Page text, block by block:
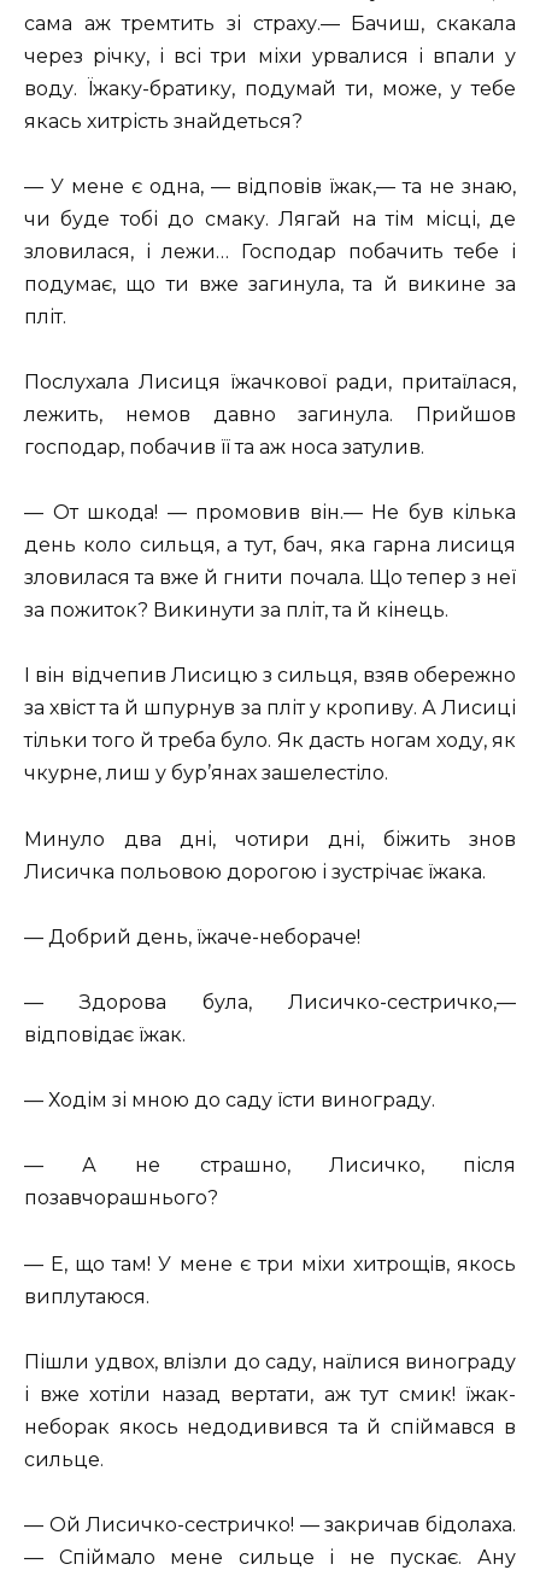
сама аж тремтить зі страху.— Бачиш, скакала
через річку, і всі три міхи урвалися і впали у
воду. Їжаку-братику, подумай ти, може, у тебе
якась хитрість знайдеться?
— У мене є одна, — відповів їжак,— та не знаю,
чи буде тобі до смаку. Лягай на тім місці, де
зловилася, і лежи… Господар побачить тебе і
подумає, що ти вже загинула, та й викине за
пліт.
Послухала Лисиця їжачкової ради, притаїлася,
лежить, немов давно загинула. Прийшов
господар, побачив її та аж носа затулив.
— От шкода! — промовив він.— Не був кілька
день коло сильця, а тут, бач, яка гарна лисиця
зловилася та вже й гнити почала. Що тепер з неї
за пожиток? Викинути за пліт, та й кінець.
І він відчепив Лисицю з сильця, взяв обережно
за хвіст та й шпурнув за пліт у кропиву. А Лисиці
тільки того й треба було. Як дасть ногам ходу, як
чкурне, лиш у бур’янах зашелестіло.
Минуло два дні, чотири дні, біжить знов
Лисичка польовою дорогою і зустрічає їжака.
— Добрий день, їжаче-небораче!
— Здорова була, Лисичко-сестричко,—
відповідає їжак.
— Ходім зі мною до саду їсти винограду.
— А не страшно, Лисичко, після
позавчорашнього?
— Е, що там! У мене є три міхи хитрощів, якось
виплутаюся.
Пішли удвох, влізли до саду, наїлися винограду
і вже хотіли назад вертати, аж тут смик! їжак-
неборак якось недодивився та й спіймався в
сильце.
— Ой Лисичко-сестричко! — закричав бідолаха.
— Спіймало мене сильце і не пускає. Ану